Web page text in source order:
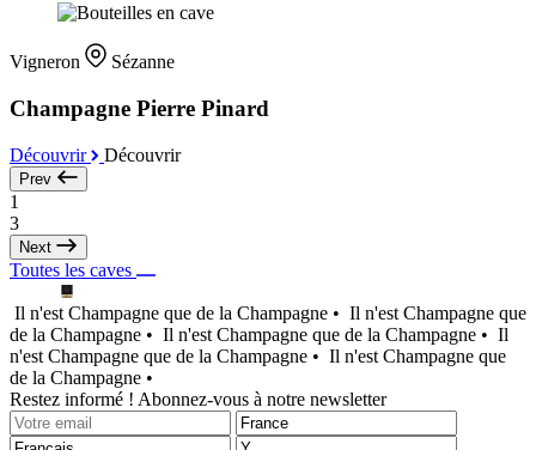
Vigneron Sézanne
Champagne Pierre Pinard
Découvrir Découvrir
Prev
1
3
Next
Toutes les caves
Il n'est Champagne que de la Champagne • Il n'est Champagne que
de la Champagne • Il n'est Champagne que de la Champagne • Il
n'est Champagne que de la Champagne • Il n'est Champagne que
de la Champagne •
Restez informé ! Abonnez-vous à notre newsletter